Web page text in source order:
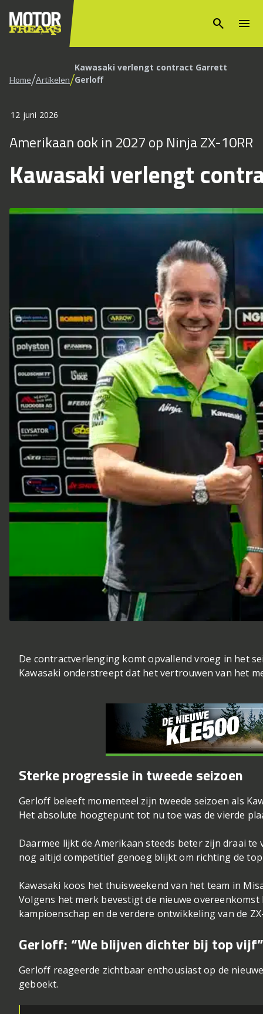
search menu
Home/Artikelen/Kawasaki verlengt contract Garrett
Gerloff
12 juni 2026
Amerikaan ook in 2027 op Ninja ZX-10RR
Kawasaki verlengt
De contractverlenging komt opvallend vroeg in het
Kawasaki onderstreept dat het vertrouwen van het
Sterke progressie in tweede seizoen
Gerloff beleeft momenteel zijn tweede seizoen als
Het absolute hoogtepunt tot nu toe was de vierde
Daarmee lijkt de Amerikaan steeds beter zijn draai te
nog altijd competitief genoeg blijkt om richting de
Kawasaki koos het thuisweekend van het team in
Volgens het merk bevestigt de nieuwe
kampioenschap en de verdere ontwikkeling van de
Gerloff: “We blijven dichter bij top
Gerloff reageerde zichtbaar enthousiast op de
geboekt.